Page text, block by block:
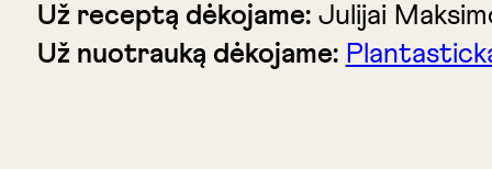
Už receptą dėkojame:Julijai
Už nuotrauką dėkojame: